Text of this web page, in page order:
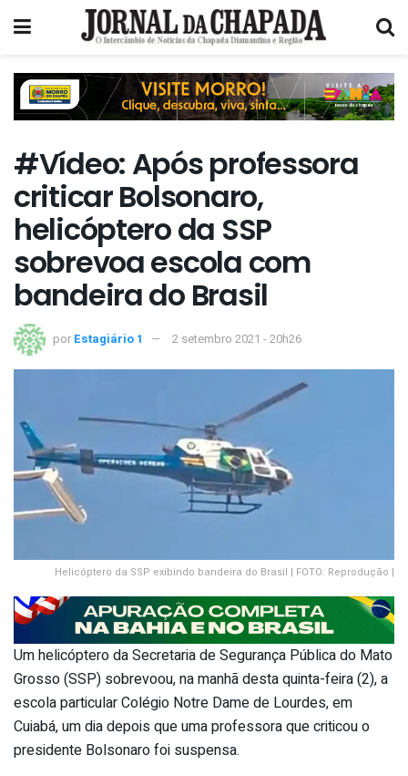
#Vídeo: Após professora
criticar Bolsonaro,
helicóptero da SSP
sobrevoa escola com
bandeira do Brasil
por Estagiário 1 2 setembro 2021 - 20h26
Helicóptero da SSP exibindo bandeira do Brasil | FOTO: Reprodução |
Um helicóptero da Secretaria de Segurança Pública do Mato
Grosso (SSP) sobrevoou, na manhã desta quinta-feira (2), a
escola particular Colégio Notre Dame de Lourdes, em
Cuiabá, um dia depois que uma professora que criticou o
presidente Bolsonaro foi suspensa.